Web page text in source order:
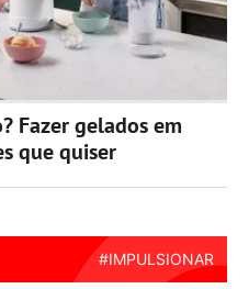
Fazer gelados em
que quiser